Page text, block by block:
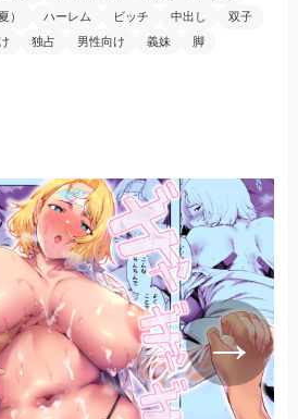
） ハーレム ビッチ 中出し
双子
独占 男性向け 義妹
脚